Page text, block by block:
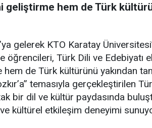
hem de Türk
gelerek KTO Karatay
öğrencileri, Türk Dili ve Edebiyatı
de Türk kültürünü yakından
temasıyla gerçekleştirilen
bir dil ve kültür paydasında
kültürel etkileşim deneyimi